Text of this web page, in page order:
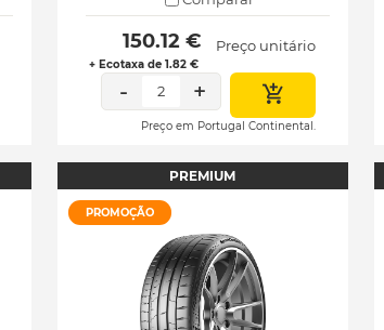
150.12 €
+ Ecotaxa de 1.82 €
Preço unitário
- 2 +
Preço em Portugal Continental.
PREMIUM
PROMOÇÃO